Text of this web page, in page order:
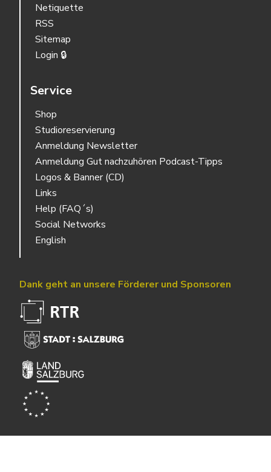
Netiquette
RSS
Sitemap
Login 🔒
Service
Shop
Studioreservierung
Anmeldung Newsletter
Anmeldung Gut nachzuhören Podcast-Tipps
Logos & Banner (CD)
Links
Help (FAQ´s)
Social Networks
English
Dank geht an unsere Förderer und Sponsoren